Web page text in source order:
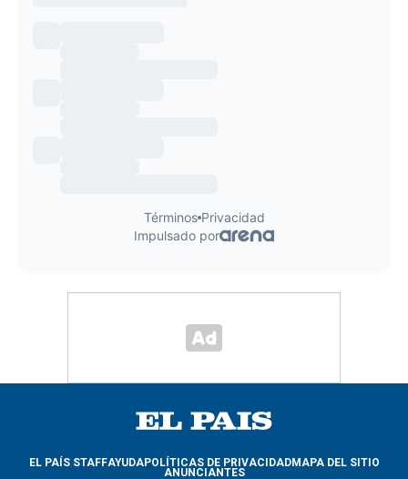
EL PAÍS STAFFAYUDAPOLÍTICAS DE PRIVACIDADMAPA DEL SITIO
ANUNCIANTES